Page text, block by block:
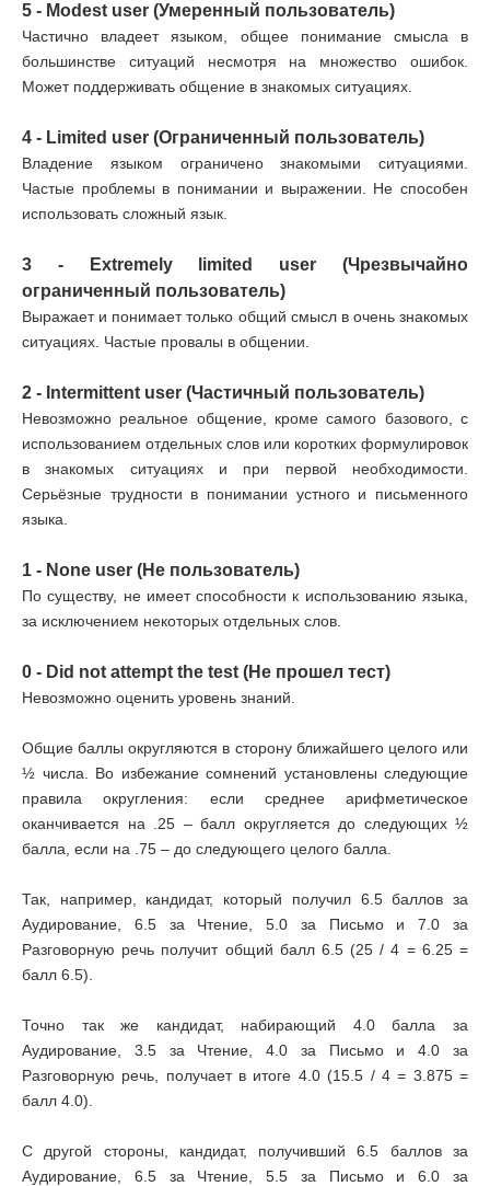
5 - Modest user (Умеренный пользователь)
Частично владеет языком, общее понимание смысла в
большинстве ситуаций несмотря на множество ошибок.
Может поддерживать общение в знакомых ситуациях.
4 - Limited user (Ограниченный пользователь)
Владение языком ограничено знакомыми ситуациями.
Частые проблемы в понимании и выражении. Не способен
использовать сложный язык.
3 - Extremely limited user (Чрезвычайно
ограниченный пользователь)
Выражает и понимает только общий смысл в очень знакомых
ситуациях. Частые провалы в общении.
2 - Intermittent user (Частичный пользователь)
Невозможно реальное общение, кроме самого базового, с
использованием отдельных слов или коротких формулировок
в знакомых ситуациях и при первой необходимости.
Серьёзные трудности в понимании устного и письменного
языка.
1 - None user (Не пользователь)
По существу, не имеет способности к использованию языка,
за исключением некоторых отдельных слов.
0 - Did not attempt the test (Не прошел тест)
Невозможно оценить уровень знаний.
Общие баллы округляются в сторону ближайшего целого или
½ числа. Во избежание сомнений установлены следующие
правила округления: если среднее арифметическое
оканчивается на .25 – балл округляется до следующих ½
балла, если на .75 – до следующего целого балла.
Так, например, кандидат, который получил 6.5 баллов за
Аудирование, 6.5 за Чтение, 5.0 за Письмо и 7.0 за
Разговорную речь получит общий балл 6.5 (25 / 4 = 6.25 =
балл 6.5).
Точно так же кандидат, набирающий 4.0 балла за
Аудирование, 3.5 за Чтение, 4.0 за Письмо и 4.0 за
Разговорную речь, получает в итоге 4.0 (15.5 / 4 = 3.875 =
балл 4.0).
С другой стороны, кандидат, получивший 6.5 баллов за
Аудирование, 6.5 за Чтение, 5.5 за Письмо и 6.0 за